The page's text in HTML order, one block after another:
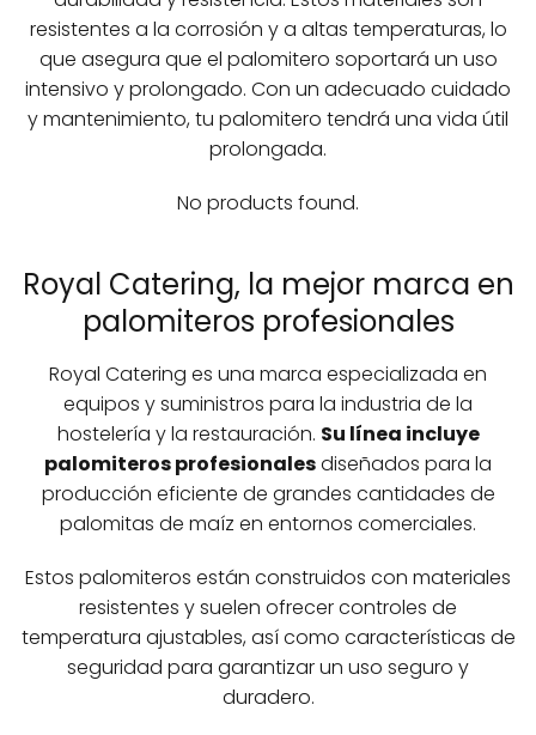
resistentes a la corrosión y a altas temperaturas, lo
que asegura que el palomitero soportará un uso
intensivo y prolongado. Con un adecuado cuidado
y mantenimiento, tu palomitero tendrá una vida útil
prolongada.
No products found.
Royal Catering, la mejor marca en
palomiteros profesionales
Royal Catering es una marca especializada en
equipos y suministros para la industria de la
hostelería y la restauración. Su línea incluye
palomiteros profesionalesdiseñados para la
producción eficiente de grandes cantidades de
palomitas de maíz en entornos comerciales.
Estos palomiteros están construidos con materiales
resistentes y suelen ofrecer controles de
temperatura ajustables, así como características de
seguridad para garantizar un uso seguro y
duradero.